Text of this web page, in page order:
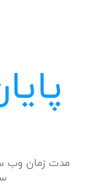
مدت زمان وب